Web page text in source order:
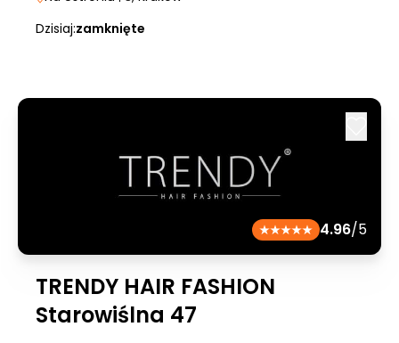
Dzisiaj:zamknięte
4.96/5
TRENDY HAIR FASHION
Starowiślna 47